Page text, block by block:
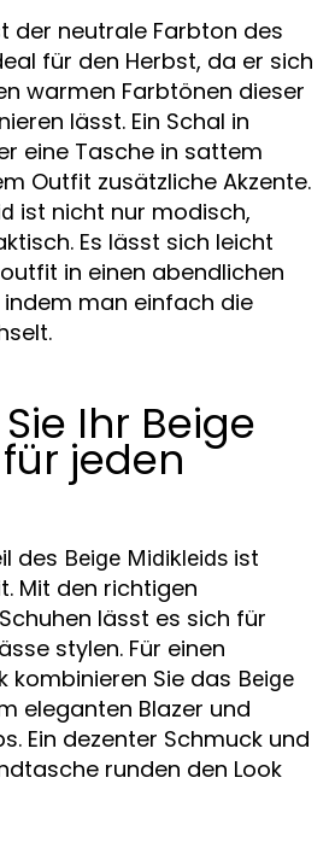
der neutrale Farbton des
für den Herbst, da er sich
warmen Farbtönen dieser
lässt. Ein Schal in
eine Tasche in sattem
Outfit zusätzliche Akzente.
ist nicht nur modisch,
Es lässt sich leicht
in einen abendlichen
indem man einfach die
Ihr Beige
jeden
des Beige Midikleids ist
Mit den richtigen
lässt es sich für
stylen. Für einen
kombinieren Sie das Beige
eleganten Blazer und
Ein dezenter Schmuck und
runden den Look